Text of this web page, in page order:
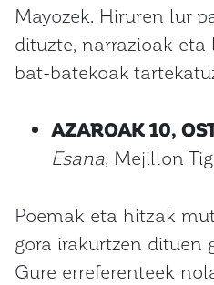
Mayozek. Hiruren lur
dituzte, narrazioak eta
bat-batekoak
AZAROAK 10,
Esana, Mejillon
Poemak eta hitzak
gora irakurtzen dituen
Gure erreferenteek